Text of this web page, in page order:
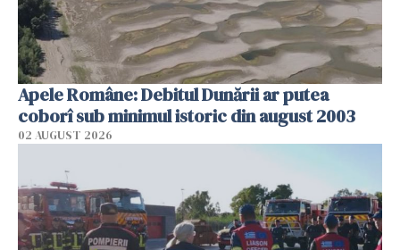
Apele Române: Debitul Dunării ar putea
coborî sub minimul istoric din august 2003
02 AUGUST 2026